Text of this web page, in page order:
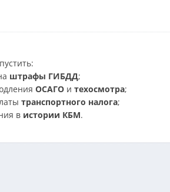
штрафы ГИБДД;
ОСАГО и техосмотра;
транспортного налога;
в истории КБМ.